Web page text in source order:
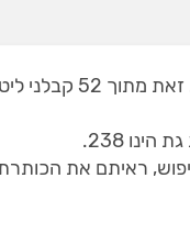
באתר המקצוענים
238.
ראיתם את